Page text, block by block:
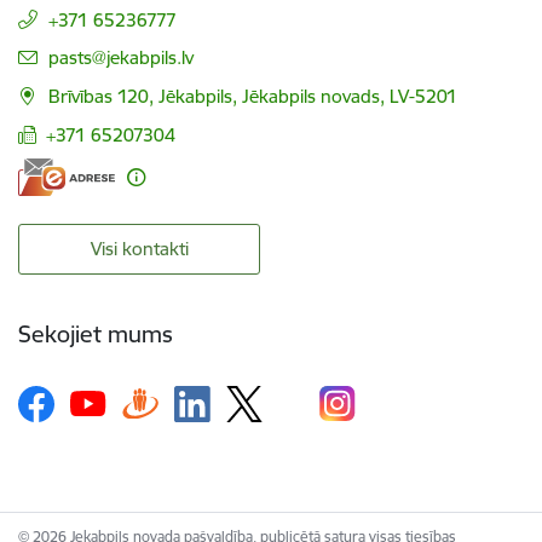
+371 65236777
E-pasts:
pasts@jekabpils.lv
Brīvības 120, Jēkabpils, Jēkabpils novads, LV-5201
+371 65207304
Visi kontakti
Sekojiet mums
© 2026 Jekabpils novada pašvaldība, publicētā satura visas tiesības